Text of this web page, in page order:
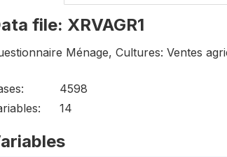
file: XRVAGR1
Ménage, Cultures: Ventes
4598
14